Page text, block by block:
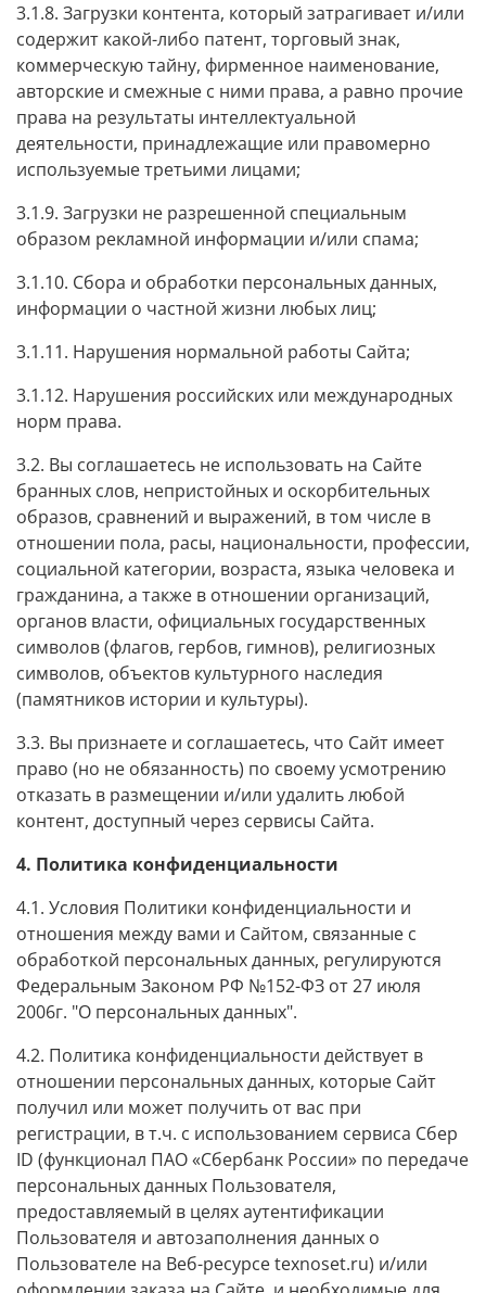
3.1.8. Загрузки контента, который затрагивает и/или
содержит какой-либо патент, торговый знак,
коммерческую тайну, фирменное наименование,
авторские и смежные с ними права, а равно прочие
права на результаты интеллектуальной
деятельности, принадлежащие или правомерно
используемые третьими лицами;
3.1.9. Загрузки не разрешенной специальным
образом рекламной информации и/или спама;
3.1.10. Сбора и обработки персональных данных,
информации о частной жизни любых лиц;
3.1.11. Нарушения нормальной работы Сайта;
3.1.12. Нарушения российских или международных
норм права.
3.2. Вы соглашаетесь не использовать на Сайте
бранных слов, непристойных и оскорбительных
образов, сравнений и выражений, в том числе в
отношении пола, расы, национальности, профессии,
социальной категории, возраста, языка человека и
гражданина, а также в отношении организаций,
органов власти, официальных государственных
символов (флагов, гербов, гимнов), религиозных
символов, объектов культурного наследия
(памятников истории и культуры).
3.3. Вы признаете и соглашаетесь, что Сайт имеет
право (но не обязанность) по своему усмотрению
отказать в размещении и/или удалить любой
контент, доступный через сервисы Сайта.
4. Политика конфиденциальности
4.1. Условия Политики конфиденциальности и
отношения между вами и Сайтом, связанные с
обработкой персональных данных, регулируются
Федеральным Законом РФ №152-ФЗ от 27 июля
2006г. "О персональных данных".
4.2. Политика конфиденциальности действует в
отношении персональных данных, которые Сайт
получил или может получить от вас при
регистрации, в т.ч. с использованием сервиса Сбер
ID (функционал ПАО «Сбербанк России» по передаче
персональных данных Пользователя,
предоставляемый в целях аутентификации
Пользователя и автозаполнения данных о
Пользователе на Веб-ресурсеtexnoset.ru) и/или